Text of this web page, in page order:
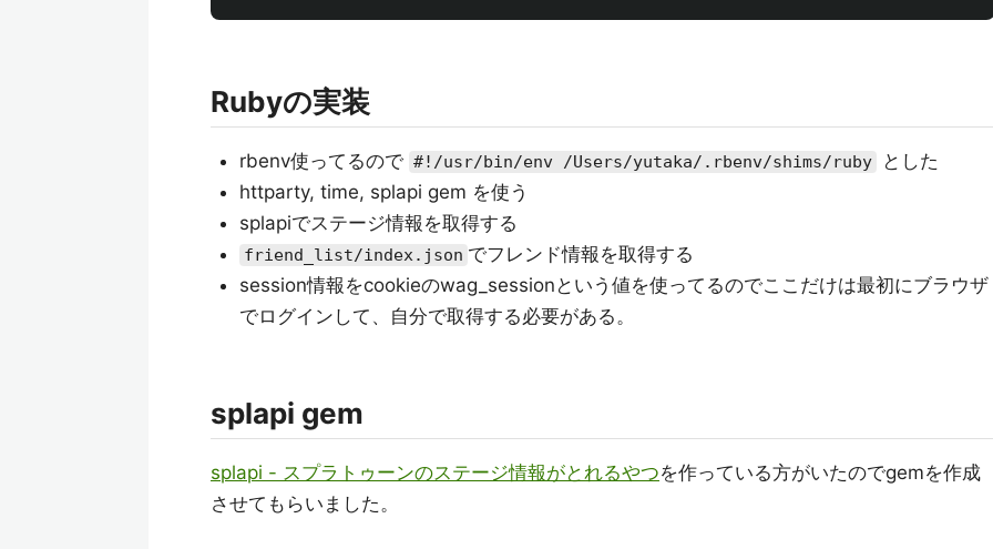
Rubyの実装
rbenv使ってるので #!/usr/bin/env /Users/yutaka/.rbenv/shims/ruby
とした
httparty, time, splapi gem を使う
splapiでステージ情報を取得する
friend_list/index.json でフレンド情報を取得する
session情報をcookieのwag_sessionという値を使ってるのでここだけは最初にブラウザ
でログインして、自分で取得する必要がある。
splapi gem
splapi - スプラトゥーンのステージ情報がとれるやつを作っている方がいたのでgemを作成
させてもらいました。